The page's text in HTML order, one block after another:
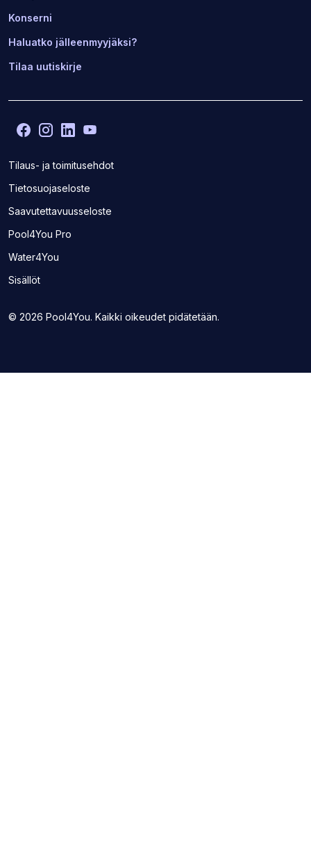
Konserni
Haluatko jälleenmyyjäksi?
Tilaa uutiskirje
© 2026 Pool4You. Kaikki oikeudet pidätetään.
Tilaus- ja toimitusehdot
Tietosuojaseloste
Saavutettavuusseloste
Pool4You Pro
Water4You
välilehdelle)
Sisällöt
Facebook
(Avaa
sivuston
uudelle
välilehdelle)
Instagram
(Avaa
sivuston
välilehdelle)
LinkedIn
(Avaa
sivuston
välilehdelle)
sivuston